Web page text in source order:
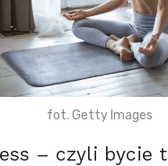
fot. Getty Images
– czyli bycie